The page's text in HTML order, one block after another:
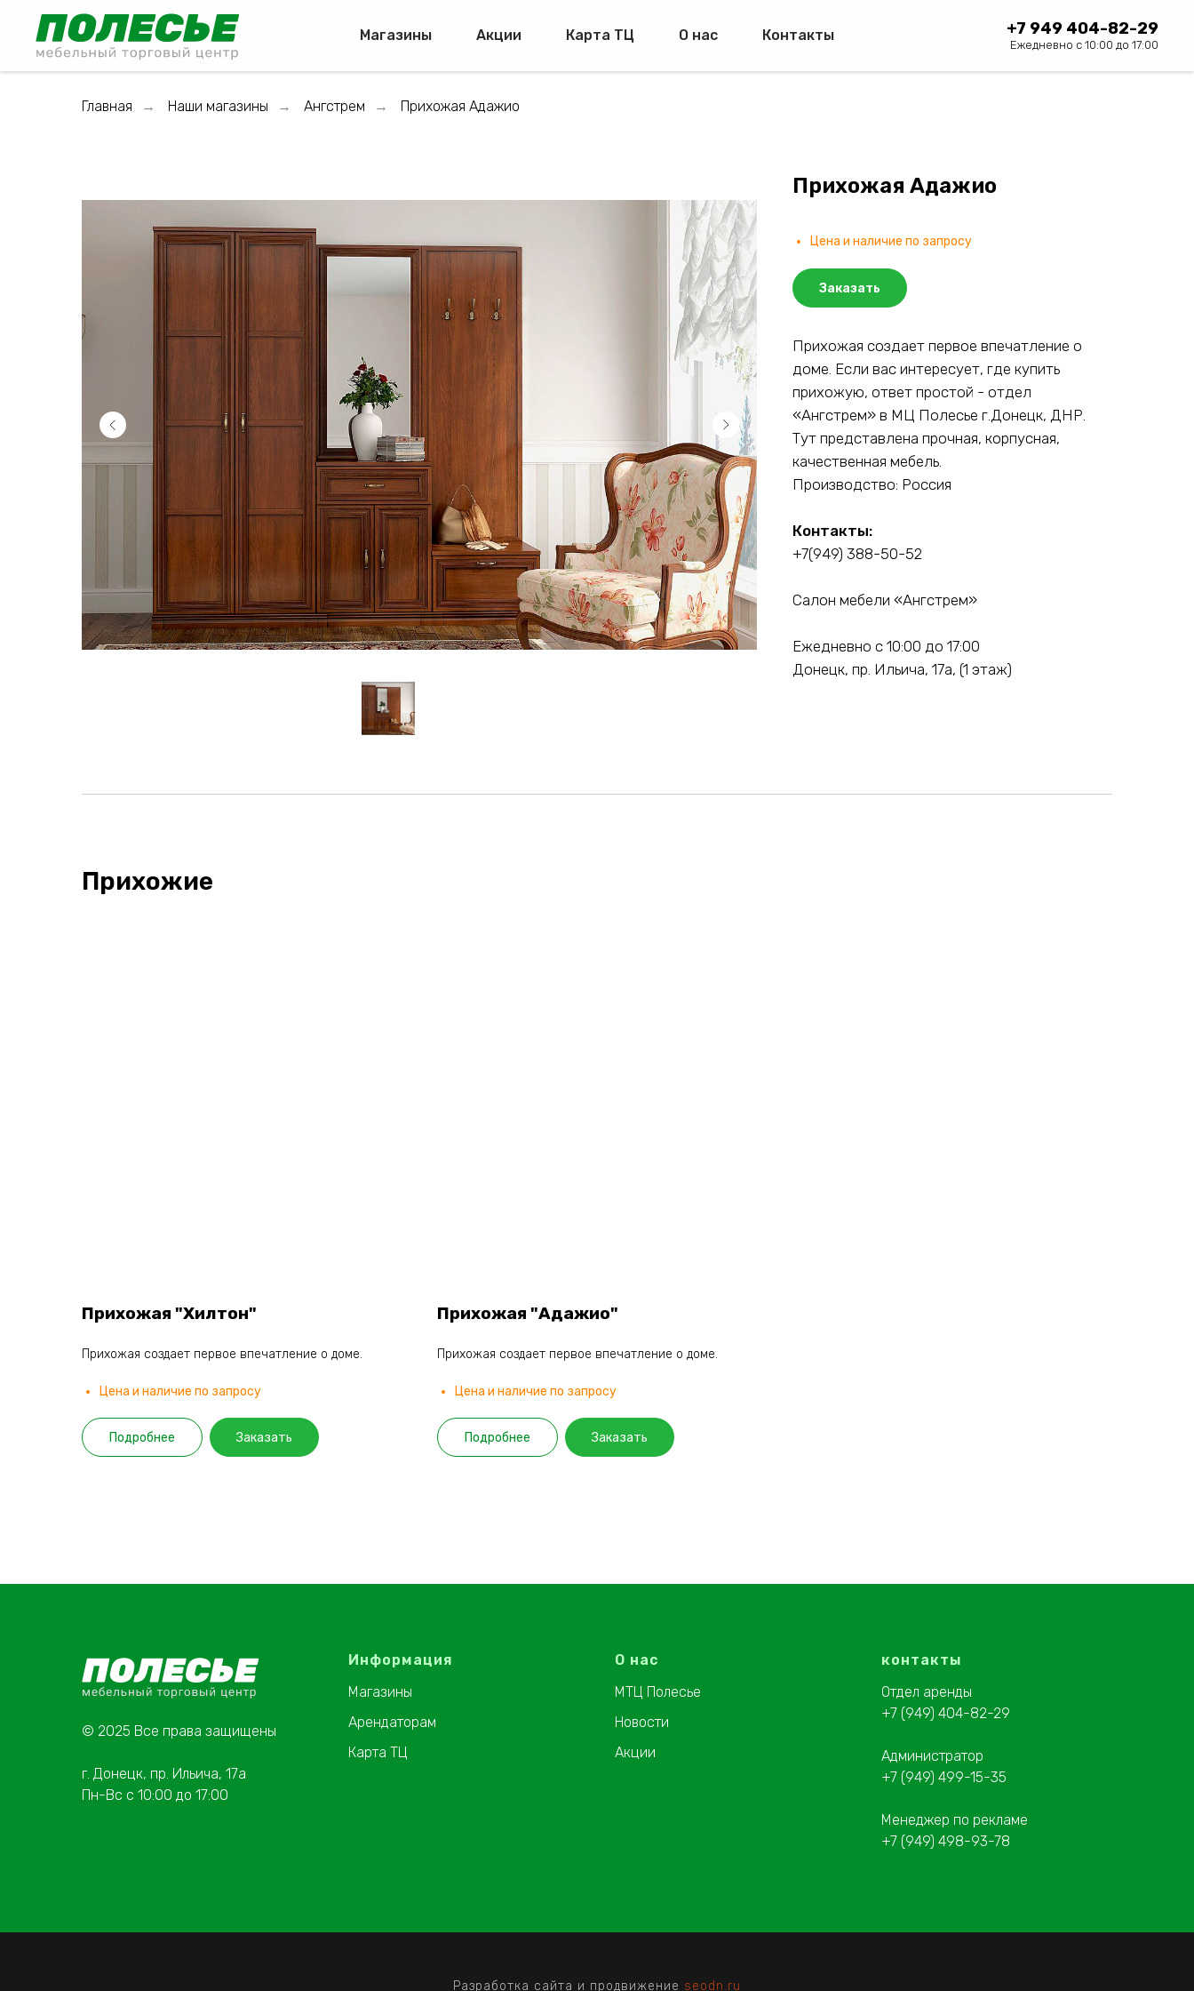
Магазины Акции Карта ТЦ О нас Контакты +7 949 404-82-29
Ежедневно с 10:00 до 17:00
Главная → Наши магазины → Ангстрем → Прихожая Адажио
Прихожая Адажио
Цена и наличие по запросу
Заказать
Прихожая создает первое впечатление о
доме. Если вас интересует, где купить
прихожую, ответ простой - отдел
«Ангстрем» в МЦ Полесье г.Донецк, ДНР.
Тут представлена прочная, корпусная,
качественная мебель.
Производство: Россия
Контакты:
+7(949) 388-50-52
Салон мебели «Ангстрем»
Ежедневно с 10:00 до 17:00
Донецк, пр. Ильича, 17а, (1 этаж)
Прихожие
Прихожая "Хилтон"
Прихожая создает первое впечатление о доме.
Цена и наличие по запросу
Подробнее Заказать
Прихожая "Адажио"
Прихожая создает первое впечатление о доме.
Цена и наличие по запросу
Подробнее Заказать
© 2025 Все права защищены
г. Донецк, пр. Ильича, 17а
Пн-Вс с 10:00 до 17:00
Информация
Магазины
Арендаторам
Карта ТЦ
О нас
МТЦ Полесье
Новости
Акции
контакты
Отдел аренды
+7 (949) 404-82-29
Администратор
+7 (949) 499-15-35
Менеджер по рекламе
+7 (949) 498-93-78
Разработка сайта и продвижение seodn.ru